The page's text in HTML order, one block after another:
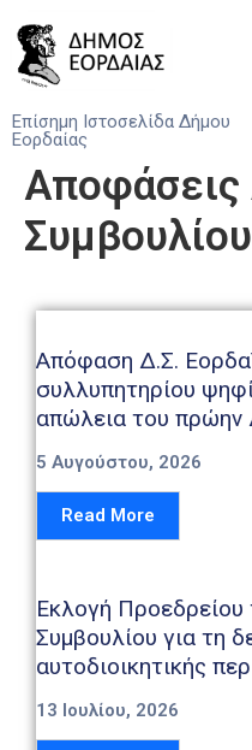
Επίσημη Ιστοσελίδα Δήμου
Εορδαίας
Δήμος
Νέα
Δήμου
Προσκλήσεις
Αποφάσεις
Τηλέφωνα
Αποφάσεις
Συμβουλίου
Απόφαση Δ.Σ.
συλλυπητηρίου
απώλεια του πρώην
και ιατρού
5 Αυγούστου, 2026
Read More
Εκλογή Προεδρείου
Συμβουλίου για τη
αυτοδιοικητικής
13 Ιουλίου, 2026